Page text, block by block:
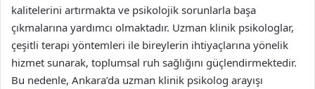
kalitelerini artırmakta ve psikolojik sorunlarla başa
çıkmalarına yardımcı olmaktadır. Uzman klinik psikologlar,
çeşitli terapi yöntemleri ile bireylerin ihtiyaçlarına yönelik
hizmet sunarak, toplumsal ruh sağlığını güçlendirmektedir.
Bu nedenle, Ankara’da uzman klinik psikolog arayışı